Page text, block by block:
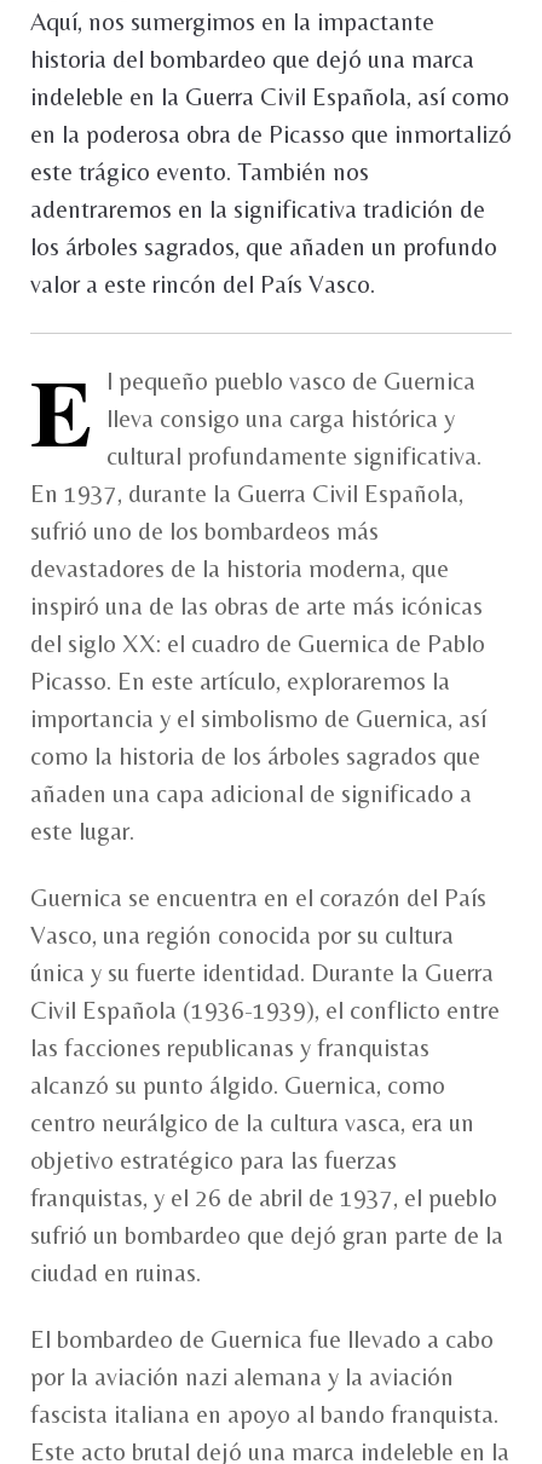
Aquí, nos sumergimos en la impactante
historia del bombardeo que dejó una marca
indeleble en la Guerra Civil Española, así como
en la poderosa obra de Picasso que inmortalizó
este trágico evento. También nos
adentraremos en la significativa tradición de
los árboles sagrados, que añaden un profundo
valor a este rincón del País Vasco.
E
l pequeño pueblo vasco de Guernica
lleva consigo una carga histórica y
cultural profundamente significativa.
En 1937, durante la Guerra Civil Española,
sufrió uno de los bombardeos más
devastadores de la historia moderna, que
inspiró una de las obras de arte más icónicas
del siglo XX: el cuadro de Guernica de Pablo
Picasso. En este artículo, exploraremos la
importancia y el simbolismo de Guernica, así
como la historia de los árboles sagrados que
añaden una capa adicional de significado a
este lugar.
Guernica se encuentra en el corazón del País
Vasco, una región conocida por su cultura
única y su fuerte identidad. Durante la Guerra
Civil Española (1936-1939), el conflicto entre
las facciones republicanas y franquistas
alcanzó su punto álgido. Guernica, como
centro neurálgico de la cultura vasca, era un
objetivo estratégico para las fuerzas
franquistas, y el 26 de abril de 1937, el pueblo
sufrió un bombardeo que dejó gran parte de la
ciudad en ruinas.
El bombardeo de Guernica fue llevado a cabo
por la aviación nazi alemana y la aviación
fascista italiana en apoyo al bando franquista.
Este acto brutal dejó una marca indeleble en la